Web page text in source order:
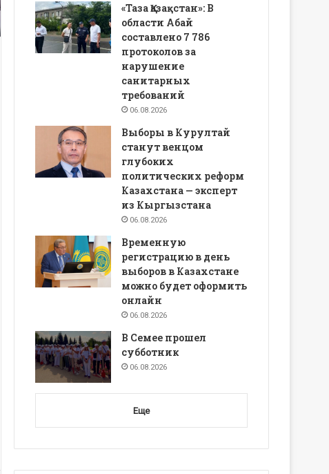
«Таза Қазақстан»: В
области Абай
составлено 7 786
протоколов за
нарушение
санитарных
требований
06.08.2026
Выборы в Курултай
станут венцом
глубоких
политических реформ
Казахстана — эксперт
из Кыргызстана
06.08.2026
Временную
регистрацию в день
выборов в Казахстане
можно будет оформить
онлайн
06.08.2026
В Семее прошел
субботник
06.08.2026
Еще